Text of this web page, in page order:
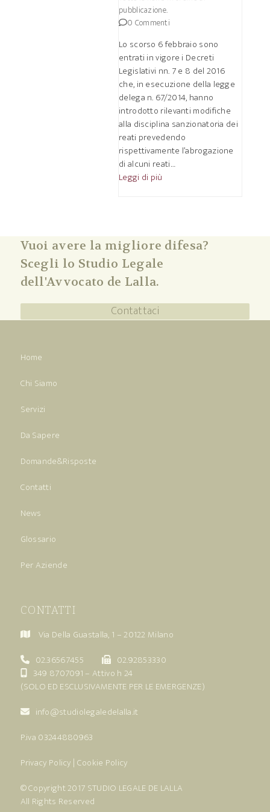
pubblicazione.
0 Commenti
Lo scorso 6 febbraio sono
entrati in vigore i Decreti
Legislativi nn. 7 e 8 del 2016
che, in esecuzione della legge
delega n. 67/2014, hanno
introdotto rilevanti modifiche
alla disciplina sanzionatoria dei
reati prevedendo
rispettivamente l’abrogazione
di alcuni reati…
Leggi di più
Vuoi avere la migliore difesa?
Scegli lo Studio Legale
dell'Avvocato de Lalla.
Contattaci
Home
Chi Siamo
Servizi
Da Sapere
Domande&Risposte
Contatti
News
Glossario
Per Aziende
CONTATTI
Via Della Guastalla, 1 – 20122 Milano
02.36567455
02.92853330
349 8707091 – Attivo h 24
(SOLO ED ESCLUSIVAMENTE PER LE EMERGENZE)
info@studiolegaledelalla.it
P.iva 03244880963
Privacy Policy | Cookie Policy
© Copyright 2017 STUDIO LEGALE DE LALLA
All Rights Reserved